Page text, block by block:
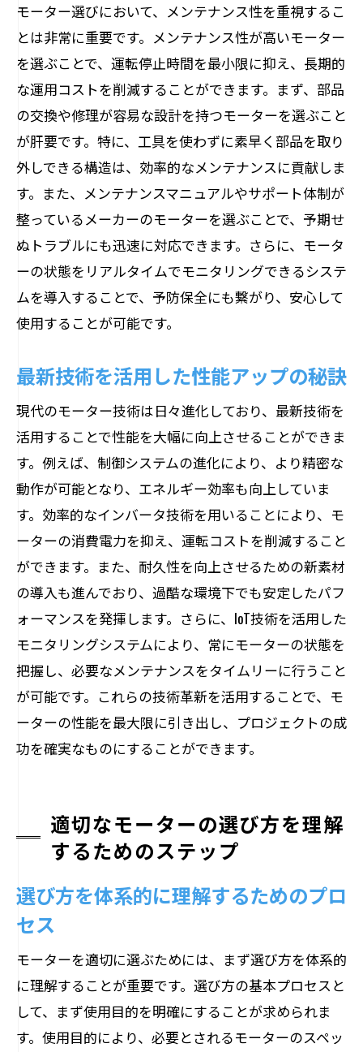
モーター選びにおいて、メンテナンス性を重視するこ
とは非常に重要です。メンテナンス性が高いモーター
を選ぶことで、運転停止時間を最小限に抑え、長期的
な運用コストを削減することができます。まず、部品
の交換や修理が容易な設計を持つモーターを選ぶこと
が肝要です。特に、工具を使わずに素早く部品を取り
外しできる構造は、効率的なメンテナンスに貢献しま
す。また、メンテナンスマニュアルやサポート体制が
整っているメーカーのモーターを選ぶことで、予期せ
ぬトラブルにも迅速に対応できます。さらに、モータ
ーの状態をリアルタイムでモニタリングできるシステ
ムを導入することで、予防保全にも繋がり、安心して
使用することが可能です。
最新技術を活用した性能アップの秘訣
現代のモーター技術は日々進化しており、最新技術を
活用することで性能を大幅に向上させることができま
す。例えば、制御システムの進化により、より精密な
動作が可能となり、エネルギー効率も向上していま
す。効率的なインバータ技術を用いることにより、モ
ーターの消費電力を抑え、運転コストを削減すること
ができます。また、耐久性を向上させるための新素材
の導入も進んでおり、過酷な環境下でも安定したパフ
ォーマンスを発揮します。さらに、IoT技術を活用した
モニタリングシステムにより、常にモーターの状態を
把握し、必要なメンテナンスをタイムリーに行うこと
が可能です。これらの技術革新を活用することで、モ
ーターの性能を最大限に引き出し、プロジェクトの成
功を確実なものにすることができます。
適切なモーターの選び方を理解
するためのステップ
選び方を体系的に理解するためのプロ
セス
モーターを適切に選ぶためには、まず選び方を体系的
に理解することが重要です。選び方の基本プロセスと
して、まず使用目的を明確にすることが求められま
す。使用目的により、必要とされるモーターのスペッ